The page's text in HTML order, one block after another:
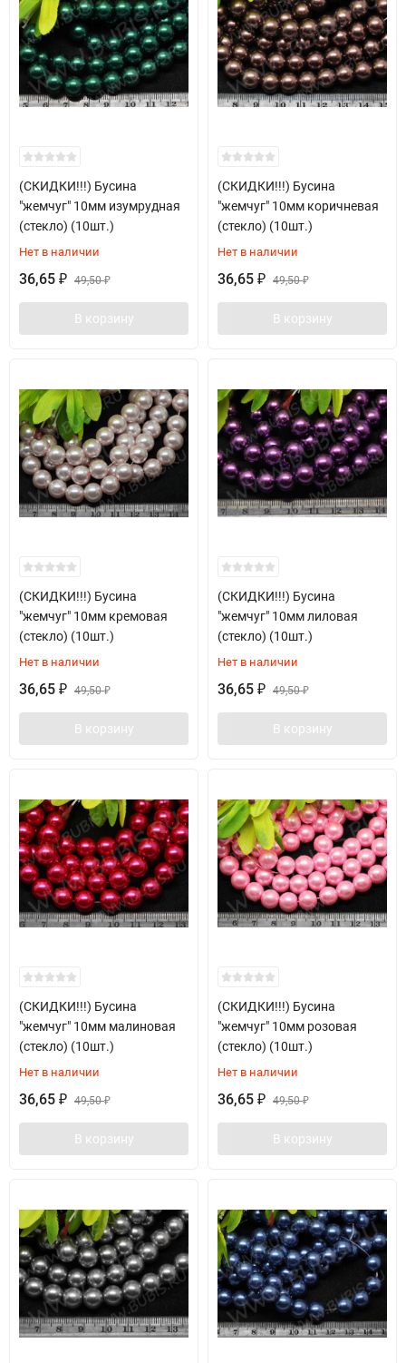
(СКИДКИ!!!) Бусина
"жемчуг" 10мм изумрудная
(стекло) (10шт.)
Нет в наличии
36,65 ₽ 49,50₽
В корзину
(СКИДКИ!!!) Бусина
"жемчуг" 10мм коричневая
(стекло) (10шт.)
Нет в наличии
36,65 ₽ 49,50₽
В корзину
(СКИДКИ!!!) Бусина
"жемчуг" 10мм кремовая
(стекло) (10шт.)
Нет в наличии
36,65 ₽ 49,50₽
В корзину
(СКИДКИ!!!) Бусина
"жемчуг" 10мм лиловая
(стекло) (10шт.)
Нет в наличии
36,65 ₽ 49,50₽
В корзину
(СКИДКИ!!!) Бусина
"жемчуг" 10мм малиновая
(стекло) (10шт.)
Нет в наличии
36,65 ₽ 49,50₽
В корзину
(СКИДКИ!!!) Бусина
"жемчуг" 10мм розовая
(стекло) (10шт.)
Нет в наличии
36,65 ₽ 49,50₽
В корзину